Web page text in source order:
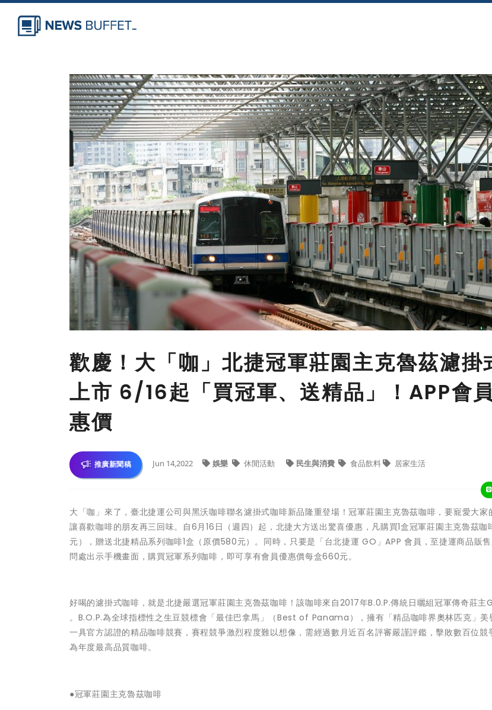
歡慶！大「咖」北捷冠軍莊園主克魯茲濾掛
上市 6/16起「買冠軍、送精品」！APP會
惠價
推廣新聞稿 Jun 14,2022 娛樂 休閒活動 民生與消費 食品飲料 居家生活
大「咖」來了，臺北捷運公司與黑沃咖啡聯名濾掛式咖啡新品隆重登場！冠軍莊園主克魯茲咖啡，要寵愛大家
讓喜歡咖啡的朋友再三回味。自6月16日（週四）起，北捷大方送出驚喜優惠，凡購買1盒冠軍莊園主克魯茲
元），贈送北捷精品系列咖啡1盒（原價580元）。同時，只要是「台北捷運 GO」APP 會員，至捷運商品販
問處出示手機畫面，購買冠軍系列咖啡，即可享有會員優惠價每盒660元。
好喝的濾掛式咖啡，就是北捷嚴選冠軍莊園主克魯茲咖啡！該咖啡來自2017年B.0.P.傳統日曬組冠軍傳奇莊
。B.O.P.為全球指標性之生豆競標會「最佳巴拿馬」（Best of Panama），擁有「精品咖啡界奧林匹克」美
一具官方認證的精品咖啡競賽，賽程競爭激烈程度難以想像，需經過數月近百名評審嚴謹評鑑，擊敗數百位競
為年度最高品質咖啡。
●冠軍莊園主克魯茲咖啡